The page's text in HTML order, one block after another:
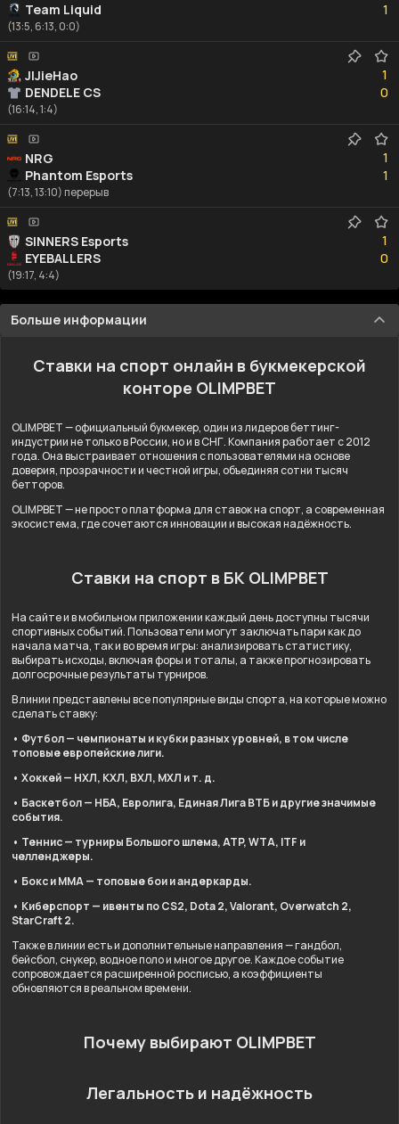
Team Liquid
1
(13:5, 6:13, 0:0)
JIJieHao
DENDELE CS
1
10
0
(16:14, 1:4)
NRG
Phantom Esports
1
11
1
(7:13, 13:10) перерыв
SINNERS Esports
EYEBALLERS
1
10
0
(19:17, 4:4)
Больше информации
Ставки на спорт онлайн в букмекерской
конторе OLIMPBET
OLIMPBET — официальный букмекер, один из лидеров беттинг-
индустрии не только в России, но и в СНГ. Компания работает с 2012
года. Она выстраивает отношения с пользователями на основе
доверия, прозрачности и честной игры, объединяя сотни тысяч
бетторов.
OLIMPBET — не просто платформа для ставок на спорт, а современная
экосистема, где сочетаются инновации и высокая надёжность.
Ставки на спорт в БК OLIMPBET
На сайте и в мобильном приложении каждый день доступны тысячи
спортивных событий. Пользователи могут заключать пари как до
начала матча, так и во время игры: анализировать статистику,
выбирать исходы, включая форы и тоталы, а также прогнозировать
долгосрочные результаты турниров.
В линии представлены все популярные виды спорта, на которые можно
сделать ставку:
• Футбол — чемпионаты и кубки разных уровней, в том числе
топовые европейские лиги.
• Хоккей — НХЛ, КХЛ, ВХЛ, МХЛ и т. д.
• Баскетбол — НБА, Евролига, Единая Лига ВТБ и другие значимые
события.
• Теннис — турниры Большого шлема, ATP, WTA, ITF и
челленджеры.
• Бокс и ММА — топовые бои и андеркарды.
• Киберспорт — ивенты по CS2, Dota 2, Valorant, Overwatch 2,
StarCraft 2.
Также в линии есть и дополнительные направления — гандбол,
бейсбол, снукер, водное поло и многое другое. Каждое событие
сопровождается расширенной росписью, а коэффициенты
обновляются в реальном времени.
Почему выбирают OLIMPBET
Легальность и надёжность